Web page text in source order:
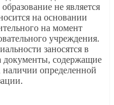
не является
на основании
на момент
учреждения.
заносятся в
документы, содержащие
определенной